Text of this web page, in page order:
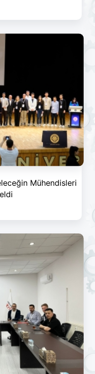
Mühendisleri